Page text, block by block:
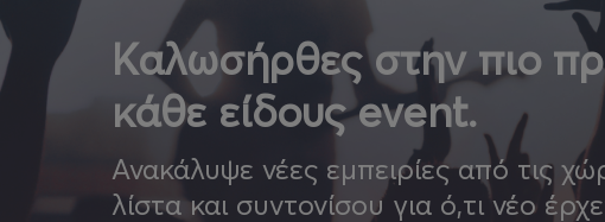
Καλωσήρθες στην πιο
κάθε είδους event.
Ανακάλυψε νέες εμπειρίες από τις
λίστα και συντονίσου για ό,τι νέο